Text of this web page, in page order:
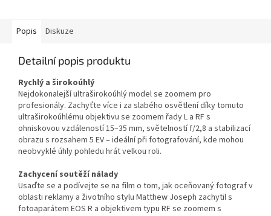
Popis Diskuze
Detailní popis produktu
Rychlý a širokoúhlý
Nejdokonalejší ultraširokoúhlý model se zoomem pro
profesionály. Zachyťte více i za slabého osvětlení díky tomuto
ultraširokoúhlému objektivu se zoomem řady L a RF s
ohniskovou vzdáleností 15–35 mm, světelností f/2,8 a stabilizací
obrazu s rozsahem 5 EV – ideální při fotografování, kde mohou
neobvyklé úhly pohledu hrát velkou roli.
Zachycení soutěží nálady
Usaďte se a podívejte se na film o tom, jak oceňovaný fotograf v
oblasti reklamy a životního stylu Matthew Joseph zachytil s
fotoaparátem EOS R a objektivem typu RF se zoomem s